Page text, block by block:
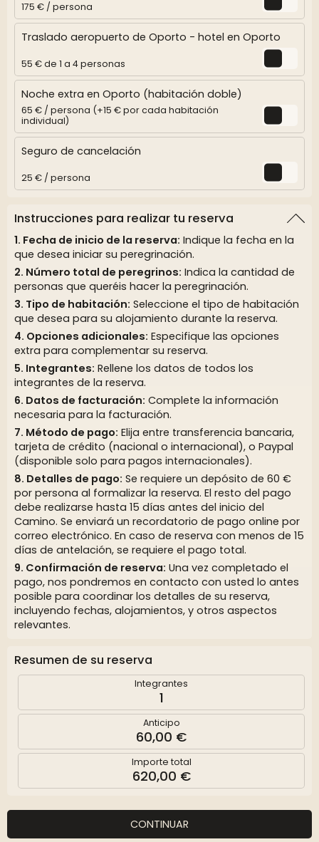
175 € / persona
Traslado aeropuerto de Oporto - hotel en Oporto
55 € de 1 a 4 personas
Noche extra en Oporto (habitación doble)
65 € / persona (+15 € por cada habitación
individual)
Seguro de cancelación
25 € / persona
Instrucciones para realizar tu reserva
Fecha de inicio de la reserva: Indique la fecha en la
que desea iniciar su peregrinación.
Número total de peregrinos: Indica la cantidad de
personas que queréis hacer la peregrinación.
Tipo de habitación: Seleccione el tipo de habitación
que desea para su alojamiento durante la reserva.
Opciones adicionales: Especifique las opciones
extra para complementar su reserva.
Integrantes: Rellene los datos de todos los
integrantes de la reserva.
Datos de facturación: Complete la información
necesaria para la facturación.
Método de pago: Elija entre transferencia bancaria,
tarjeta de crédito (nacional o internacional), o Paypal
(disponible solo para pagos internacionales).
Detalles de pago: Se requiere un depósito de 60 €
por persona al formalizar la reserva. El resto del pago
debe realizarse hasta 15 días antes del inicio del
Camino. Se enviará un recordatorio de pago online por
correo electrónico. En caso de reserva con menos de 15
días de antelación, se requiere el pago total.
Confirmación de reserva: Una vez completado el
pago, nos pondremos en contacto con usted lo antes
posible para coordinar los detalles de su reserva,
incluyendo fechas, alojamientos, y otros aspectos
relevantes.
Resumen de su reserva
Integrantes
1
Anticipo
60,00 €
Importe total
620,00 €
CONTINUAR